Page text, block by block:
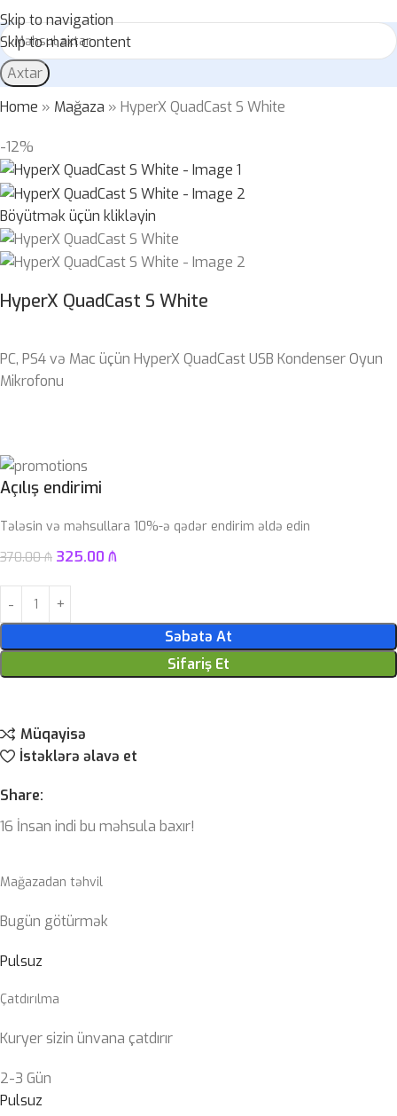
Skip to navigation
Skip to main content
Axtar
Home » Mağaza » HyperX QuadCast S White
-12%
Böyütmək üçün klikləyin
HyperX QuadCast S White
PC, PS4 və Mac üçün HyperX QuadCast USB Kondenser Oyun
Mikrofonu
Açılış endirimi
Tələsin və məhsullara 10%-ə qədər endirim əldə edin
370.00₼ 325.00 ₼
Səbətə At
Sifariş Et
Müqayisə
İstəklərə əlavə et
Share:
16 İnsan indi bu məhsula baxır!
Mağazadan təhvil
Bugün götürmək
Pulsuz
Çatdırılma
Kuryer sizin ünvana çatdırır
2-3 Gün
Pulsuz